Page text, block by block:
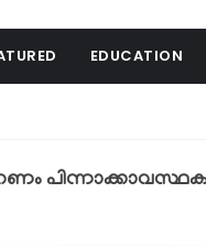
EDUCATION